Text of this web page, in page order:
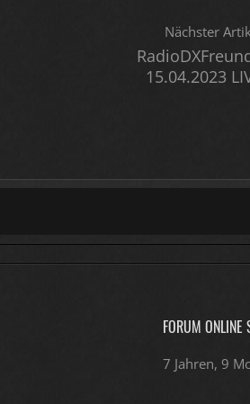
Nächster
15.04.2023
FORUM ONLINE
7 Jahren, 9